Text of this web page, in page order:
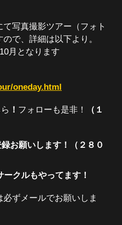
写真撮影ツアー（フォト
で、詳細は以下より。
月となります
oneday.html
！ フォローも是非！
（１
お願いします！（２８０
ークルもやってます！
ずメールでお願いしま